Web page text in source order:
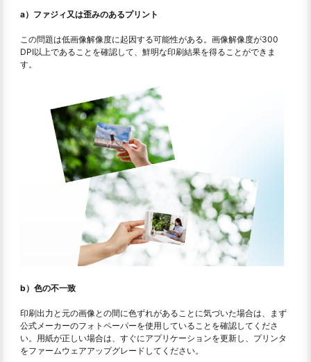
a）ファジィ又は歪みのあるプリント
この問題は低画像解像度に起因する可能性がある。画像解像度が300
DPI以上であることを確認して、鮮明な印刷結果を得ることができま
す。
b）色の不一致
印刷出力と元の画像との間に色ずれがあることに気づいた場合は、まず
公式メーカーのフォトペーパーを使用していることを確認してくださ
い。用紙が正しい場合は、すぐにアプリケーションを更新し、プリンタ
をファームウェアアップグレードしてください。